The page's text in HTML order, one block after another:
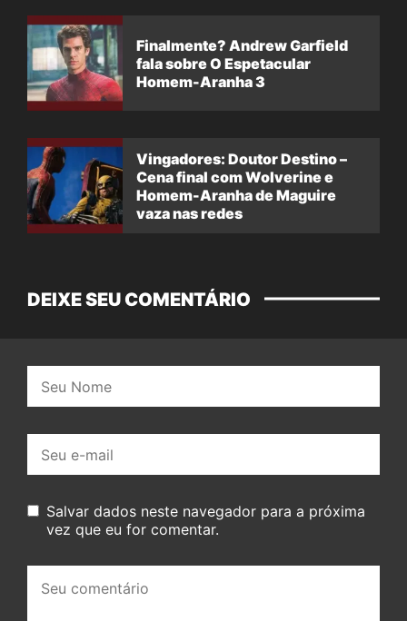
Finalmente? Andrew Garfield
fala sobre O Espetacular
Homem-Aranha 3
Vingadores: Doutor Destino –
Cena final com Wolverine e
Homem-Aranha de Maguire
vaza nas redes
DEIXE SEU COMENTÁRIO
mail:
Salvar dados neste navegador para a próxima
vez que eu for comentar.
comentário: